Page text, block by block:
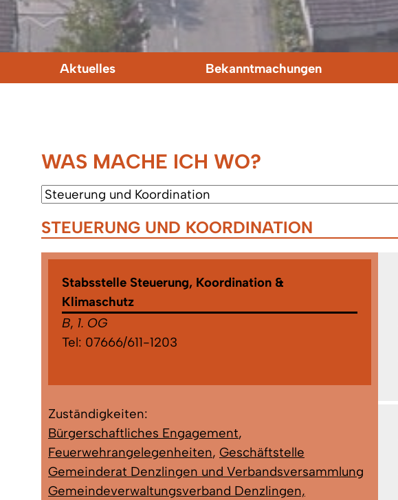
Aktuelles Bekanntmachungen
WAS MACHE ICH WO?
STEUERUNG UND KOORDINATION
Stabsstelle Steuerung, Koordination &
Klimaschutz
B, 1. OG
Tel: 07666/611-1203
Zuständigkeiten:
Bürgerschaftliches Engagement,
Feuerwehrangelegenheiten, Geschäftstelle
Gemeinderat Denzlingen und Verbandsversammlung
Gemeindeverwaltungsverband Denzlingen,